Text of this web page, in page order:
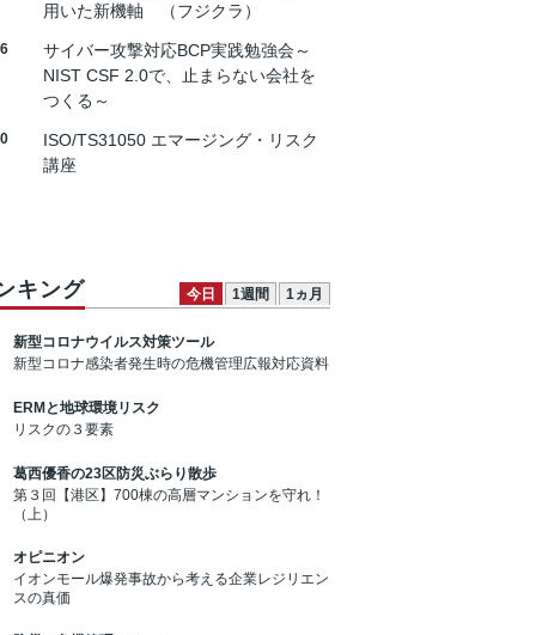
用いた新機軸 （フジクラ）
サイバー攻撃対応BCP実践勉強会～
NIST CSF 2.0で、止まらない会社を
つくる～
ISO/TS31050 エマージング・リスク
講座
キング 今日 1週間 1ヵ月
新型コロナウイルス対策ツール
新型コロナ感染者発生時の危機管理広報対応資料
ERMと地球環境リスク
リスクの３要素
葛西優香の23区防災ぶらり散歩
第３回【港区】700棟の高層マンションを守れ！
（上）
オピニオン
イオンモール爆発事故から考える企業レジリエン
スの真価